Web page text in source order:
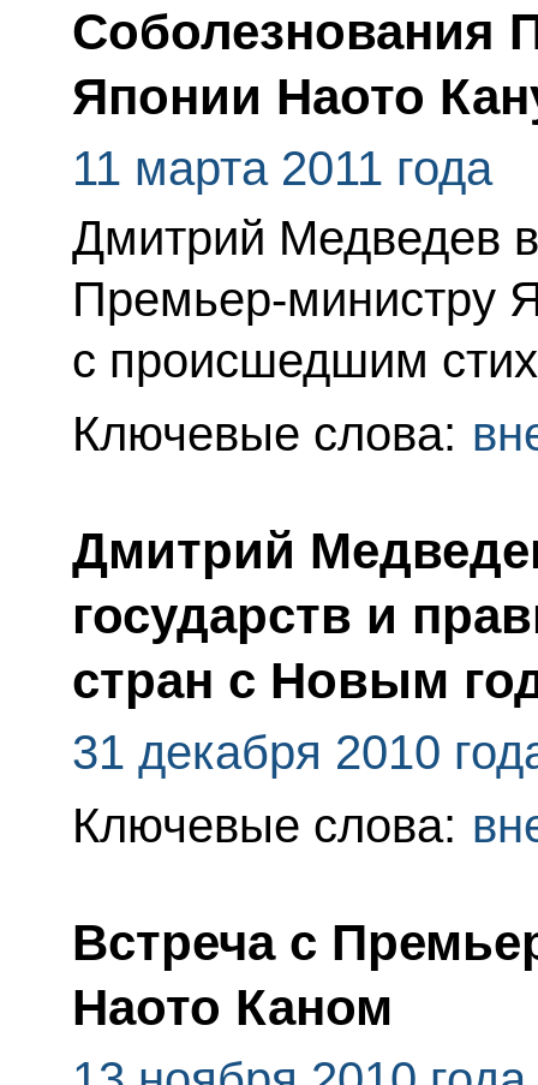
Соболезнования
Японии Наото
11 марта 2011 года
Дмитрий Медведев
Премьер-министру
с происшедшим
Ключевые слова:
Дмитрий
государств и
стран с Новым
31 декабря 2010
Ключевые слова:
Встреча с
Наото Каном